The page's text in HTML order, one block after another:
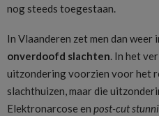
nog steeds toegestaan.
In Vlaanderen zet men dan weer
onverdoofd slachten. In het
uitzondering voorzien voor het
slachthuizen, maar die
Elektronarcose en post-cut